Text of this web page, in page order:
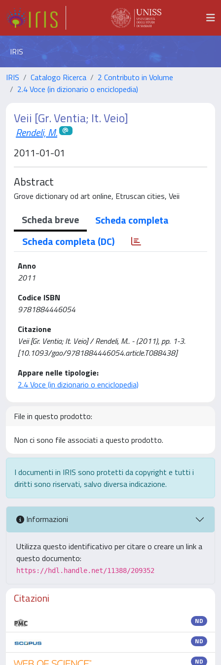
IRIS
IRIS Catalogo Ricerca
2 Contributo in Volume
2.4 Voce (in dizionario o enciclopedia)
Veii [Gr. Ventia; It. Veio]
Rendeli, M.
2011-01-01
Abstract
Grove dictionary od art online, Etruscan cities, Veii
Scheda breve
Scheda completa
Scheda completa (DC)
Anno
2011
Codice ISBN
9781884446054
Citazione
Veii [Gr. Ventia; It. Veio] / Rendeli, M.. - (2011), pp. 1-3.
[10.1093/gao/9781884446054.article.T088438]
Appare nelle tipologie:
2.4 Voce (in dizionario o enciclopedia)
File in questo prodotto:
Non ci sono file associati a questo prodotto.
I documenti in IRIS sono protetti da copyright e tutti i
diritti sono riservati, salvo diversa indicazione.
Informazioni
Utilizza questo identificativo per citare o creare un link a
questo documento:
https://hdl.handle.net/11388/209352
Citazioni
ND
ND
ND